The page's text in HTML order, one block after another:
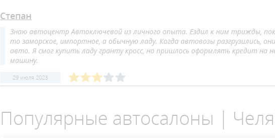
Степан
Знаю автоцентр Автоключевой из личного опыта. Ездил к ним трижды,
то заморское, импортное, а обычную ладу. Когда автовозы разгрузились,
авто. Я смог купить ладу гранту кросс, но пришлось оформлять кредит на
машину.
29 июля 2023
Популярные автосалоны |